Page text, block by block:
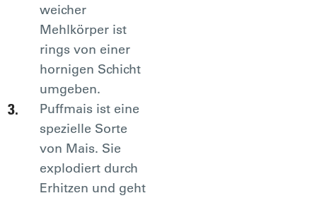
weicher
Mehlkörper ist
rings von einer
hornigen Schicht
umgeben.
Puffmais ist eine
spezielle Sorte
von Mais. Sie
explodiert durch
Erhitzen und geht